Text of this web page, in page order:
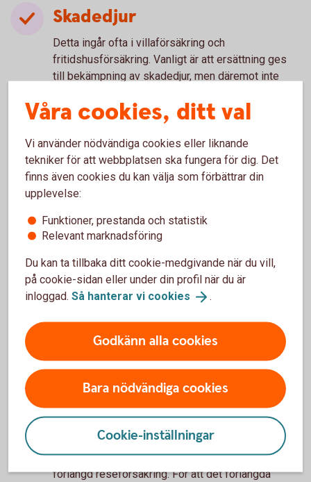
Skadedjur
Detta ingår ofta i villaförsäkring och
fritidshusförsäkring. Vanligt är att ersättning ges
till bekämpning av skadedjur, men däremot inte
upp vad som gäller för din specifika försäkring.
Hussvamp
Villkoren för ersättning varierar mycket mellan
olika försäkringar. Kolla upp vad som gäller för din
specifika försäkring.
Byggnad och tomtmark
Ger ersättning för stöld och skadegörelse på
byggnad och tomtmark. Se upp med avdrag för
ålder.
Reseförsäkring
Täcker vanligtvis avbeställning av resa eller
kostnader på resan vid akut sjukdom och
olycksfall. Dessutom ersätts försening av resenär
eller bagage till resmålet men här gäller alltid en
viss karenstid. Det finns undantag gällande
graviditet samt sjukdom före resan.
täcker vanligen en restid på max 45 dagar. Om du
ska vara borta längre behöver du teckna en
förlängd reseförsäkring. För att det förlängda
Våra cookies, ditt val
Vi använder nödvändiga cookies eller liknande
tekniker för att webbplatsen ska fungera för dig. Det
finns även cookies du kan välja som förbättrar din
upplevelse:
Funktioner, prestanda och statistik
Relevant marknadsföring
Du kan ta tillbaka ditt cookie-medgivande när du vill,
på cookie-sidan eller under din profil när du är
inloggad. Så hanterar vi cookies .
Godkänn alla cookies
Bara nödvändiga cookies
Cookie-inställningar